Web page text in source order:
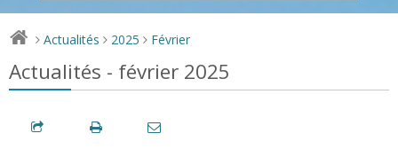
> Actualités > 2025 > Février
Actualités - février 2025